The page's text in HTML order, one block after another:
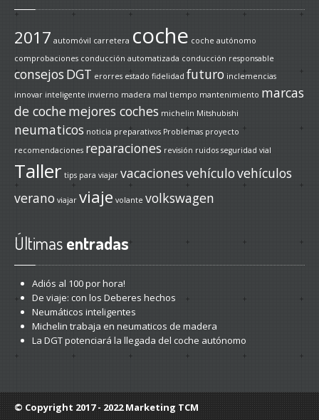
2017 automóvil carretera coche coche autónomo
comprobaciones conducción automatizada conducción responsable
consejos DGT erorres estado fidelidad futuro inclemencias
innovar inteligente invierno madera mal tiempo mantenimiento marcas
de cochemejores coches michelin Mitshubishi
neumaticos noticia preparativos Problemas proyecto
recomendaciones reparaciones revisión ruidos seguridad vial
Taller tips para viajar vacacionesvehículovehículos
verano viajar viaje volante volkswagen
Últimasentradas
Adiós al 100 por hora!
De viaje: con los Deberes hechos
Neumáticos inteligentes
Michelin trabaja en neumaticos de madera
La DGT potenciará la llegada del coche autónomo
© Copyright 2017 - 2022Marketing TCM